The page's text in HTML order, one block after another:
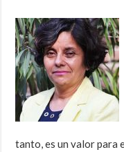
tanto, es un valor para